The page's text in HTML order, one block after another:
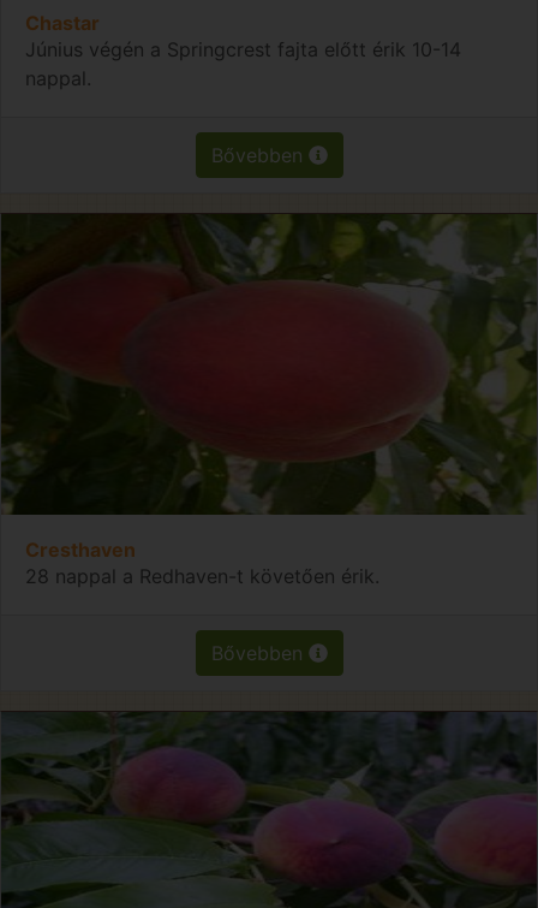
Chastar
Június végén a Springcrest fajta előtt érik 10-14
nappal.
Bővebben
Cresthaven
28 nappal a Redhaven-t követően érik.
Bővebben